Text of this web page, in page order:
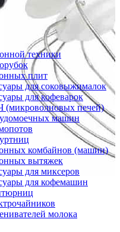
техники
плит
для соковыжималок
для кофеварок
(микроволновых печей)
машин
комбайнов (машин)
вытяжек
для миксеров
для кофемашин
молока